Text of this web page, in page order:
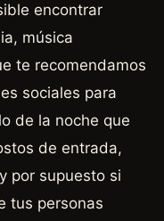
encontrar
música
te recomendamos
sociales para
de la noche que
de entrada,
por supuesto si
tus personas